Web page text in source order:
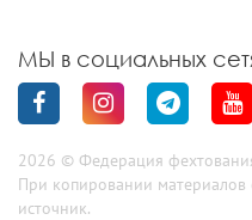
МЫ в социальных
2026 © Федерация
При копировании материалов
источник.